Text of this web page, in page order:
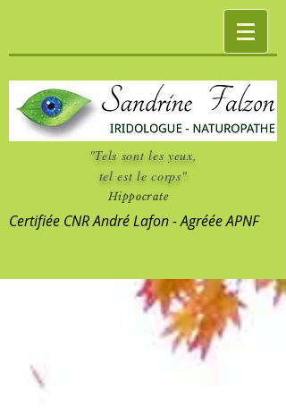
"Tels sont les yeux,
tel est le corps"
Hippocrate
Certifiée CNR André Lafon - Agréée APNF